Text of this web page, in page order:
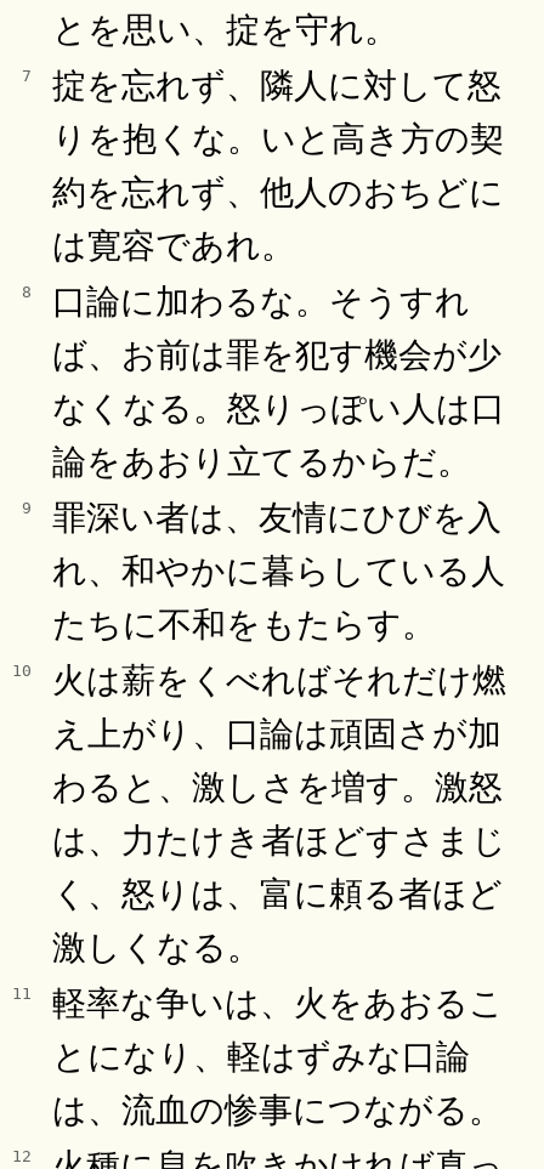
とを思い、掟を守れ。
7
掟を忘れず、隣人に対して怒
りを抱くな。いと高き方の契
約を忘れず、他人のおちどに
は寛容であれ。
8
口論に加わるな。そうすれ
ば、お前は罪を犯す機会が少
なくなる。怒りっぽい人は口
論をあおり立てるからだ。
9
罪深い者は、友情にひびを入
れ、和やかに暮らしている人
たちに不和をもたらす。
10
火は薪をくべればそれだけ燃
え上がり、口論は頑固さが加
わると、激しさを増す。激怒
は、力たけき者ほどすさまじ
く、怒りは、富に頼る者ほど
激しくなる。
11
軽率な争いは、火をあおるこ
とになり、軽はずみな口論
は、流血の惨事につながる。
12